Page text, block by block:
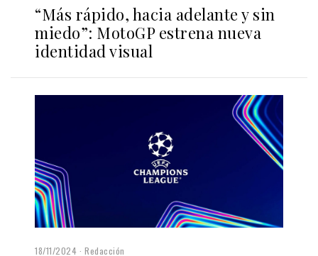
“Más rápido, hacia adelante y sin
miedo”: MotoGP estrena nueva
identidad visual
18/11/2024 Redacción